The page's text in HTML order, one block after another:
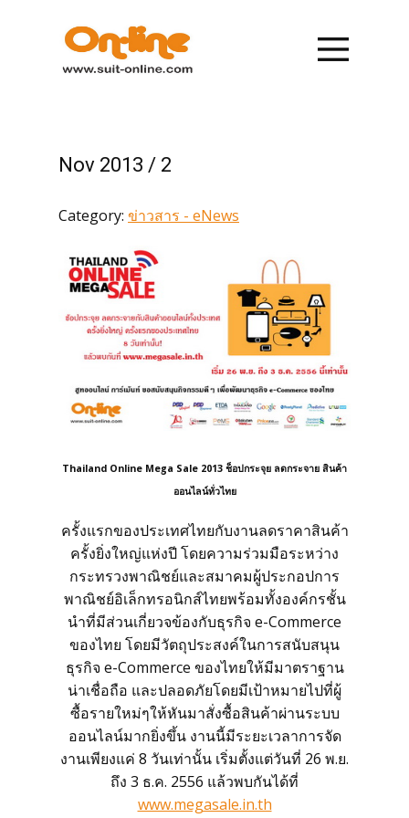
หน้าแรก
เกี่ยวกับเรา
ข่าวสาร
ติดต่อเรา
โทร 099 11 44 919
แอดไลน์ @suitonline
Login
Nov 2013 / 2
Category: ข่าวสาร - eNews
Thailand Online Mega Sale 2013 ช็อปกระจุย ลดกระจาย สินค้า
ออนไลน์ทั่วไทย
ครั้งแรกของประเทศไทยกับงานลดราคาสินค้า
ครั้งยิ่งใหญ่แห่งปี โดยความร่วมมือระหว่าง
กระทรวงพาณิชย์และสมาคมผู้ประกอปการ
พาณิชย์อิเล็กทรอนิกส์ไทยพร้อมทั้งองค์กรชั้น
นำที่มีส่วนเกี่ยวจข้องกับธุรกิจ e-Commerce
ของไทย โดยมีวัตถุประสงค์ในการสนับสนุน
ธุรกิจ e-Commerce ของไทยให้มีมาตราฐาน
น่าเชื่อถือ และปลอดภัยโดยมีเป้าหมายไปที่ผู้
ซื้อรายใหม่ๆให้หันมาสั่งซื้อสินค้าผ่านระบบ
ออนไลน์มากยิ่งขึ้น งานนี้มีระยะเวลาการจัด
งานเพียงแค่ 8 วันเท่านั้น เริ่มตั้งแต่วันที่ 26 พ.ย.
ถึง 3 ธ.ค. 2556 แล้วพบกันได้ที่
www.megasale.in.th